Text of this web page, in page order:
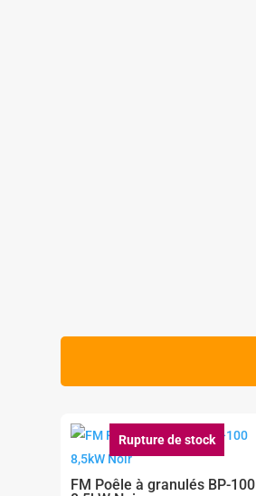
Rupture de stock
FM Poêle à granulés BP-100